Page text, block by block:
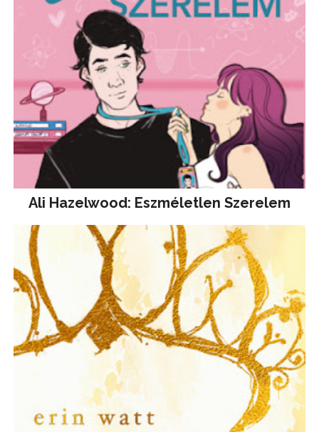
Ali Hazelwood: Eszméletlen Szerelem